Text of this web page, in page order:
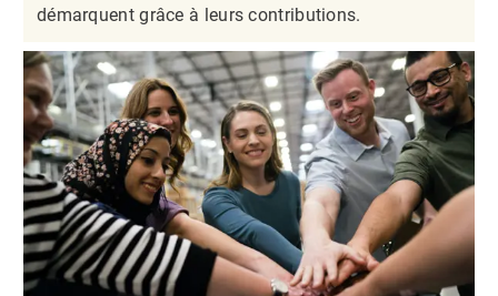
démarquent grâce à leurs contributions.​​​​​​​